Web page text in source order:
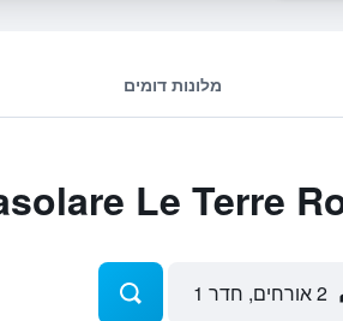
מלונות דומים
2 אורחים, חדר 1